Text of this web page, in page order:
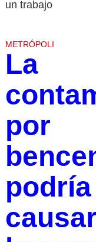
un trabajo
METRÓPOLI
La
por
podría
causar